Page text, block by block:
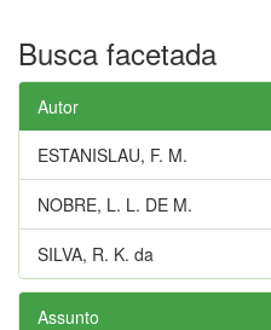
Busca facetada
Autor
ESTANISLAU, F. M.
NOBRE, L. L. DE M.
SILVA, R. K. da
Assunto